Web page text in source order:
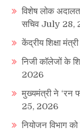
विशेष लोक अदालत
सचिव July 28,
केंद्रीय शिक्षा
निजी कॉलेजों के
2026
मुख्यमंत्री ने ‘रन
25, 2026
नियोजन विभाग